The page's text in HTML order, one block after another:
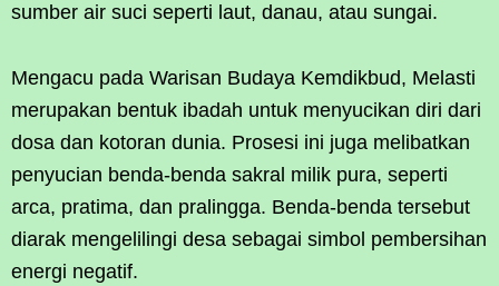
sumber air suci seperti laut, danau, atau sungai.
Mengacu pada Warisan Budaya Kemdikbud, Melasti
merupakan bentuk ibadah untuk menyucikan diri dari
dosa dan kotoran dunia. Prosesi ini juga melibatkan
penyucian benda-benda sakral milik pura, seperti
arca, pratima, dan pralingga. Benda-benda tersebut
diarak mengelilingi desa sebagai simbol pembersihan
energi negatif.